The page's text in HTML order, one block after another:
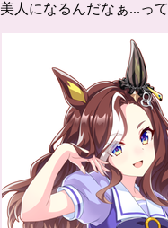
美人になるんだなぁ...って